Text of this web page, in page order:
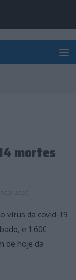
mortes
vírus da covid-19
e 1.600
de hoje da